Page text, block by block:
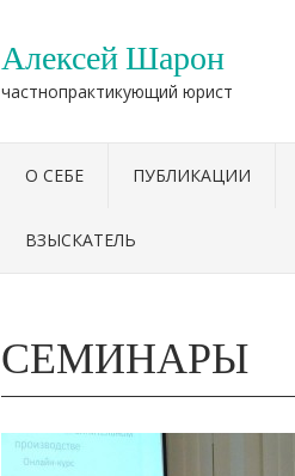
Алексей Шарон
частнопрактикующий юрист
О СЕБЕ ПУБЛИКАЦИИ
ВЗЫСКАТЕЛЬ
СЕМИНАРЫ